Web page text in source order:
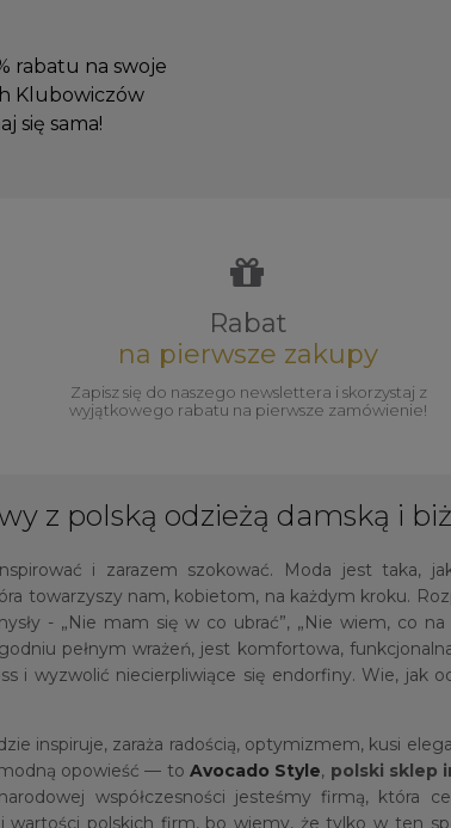
rabatu na swoje
Klubowiczów
się sama!
Rabat
na pierwsze zakupy
Zapisz się do naszego newslettera i skorzystaj z
wyjątkowego rabatu na pierwsze zamówienie!
z polską odzieżą damską i
i zarazem szokować. Moda jest taka,
towarzyszy nam, kobietom, na każdym kroku.
- „Nie mam się w co ubrać”, „Nie wiem, co
pełnym wrażeń, jest komfortowa,
i wyzwolić niecierpliwiące się endorfiny. Wie, jak
inspiruje, zaraża radością, optymizmem, kusi
opowieść — to Avocado Style, polski sklep
współczesności jesteśmy firmą, która
polskich firm, bo wiemy, że tylko w ten